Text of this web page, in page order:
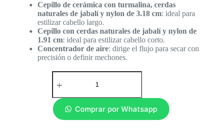
Cepillo de cerámica con turmalina, cerdas
naturales de jabalí y nylon de 3.18 cm: ideal para
estilizar cabello largo.
Cepillo con cerdas naturales de jabalí y nylon de
1.91 cm: ideal para estilizar cabello corto.
Concentrador de aire: dirige el flujo para secar con
precisión o definir mechones.
Comprar por Whatsapp